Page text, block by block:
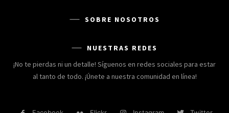
SOBRE NOSOTROS
NUESTRAS REDES
¡No te pierdas ni un detalle! Síguenos en redes sociales para estar
al tanto de todo. ¡Únete a nuestra comunidad en línea!